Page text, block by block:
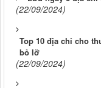
(22/09/2024)
Top 10 địa chỉ cho
bỏ lỡ
(22/09/2024)